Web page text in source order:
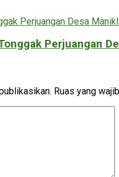
Perjuangan
Ruas yang